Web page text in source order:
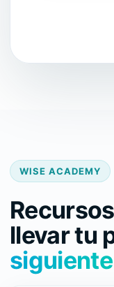
WISE ACADEMY
llevar tu